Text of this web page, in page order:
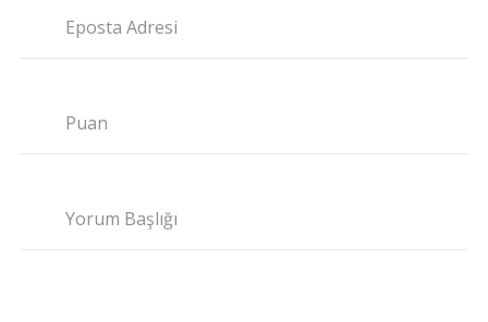
Eposta Adresi
Puan
Yorum Başlığı